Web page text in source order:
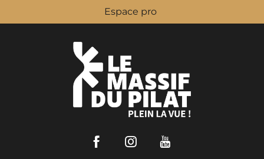
Espace pro
FacebookInstagram